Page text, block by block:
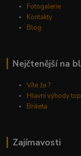
Fotogalerie
Kontakty
Blog
Nejčtenější na
Víte že ?
Hlavní výhody
Briketa
Zajímavosti